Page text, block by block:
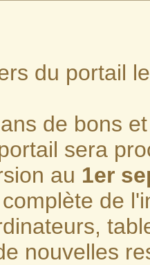
du portail
de bons
sera
au 1er
de
nouvelles